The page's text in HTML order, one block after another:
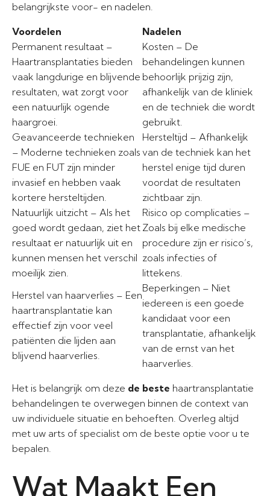
belangrijkste voor- en nadelen.
Voordelen
Nadelen
Permanent resultaat –
Haartransplantaties bieden
vaak langdurige en blijvende
resultaten, wat zorgt voor
een natuurlijk ogende
haargroei.
Kosten – De
behandelingen kunnen
behoorlijk prijzig zijn,
afhankelijk van de kliniek
en de techniek die wordt
gebruikt.
Geavanceerde technieken
– Moderne technieken zoals
FUE en FUT zijn minder
invasief en hebben vaak
kortere hersteltijden.
Hersteltijd – Afhankelijk
van de techniek kan het
herstel enige tijd duren
voordat de resultaten
zichtbaar zijn.
Natuurlijk uitzicht – Als het
goed wordt gedaan, ziet het
resultaat er natuurlijk uit en
kunnen mensen het verschil
moeilijk zien.
Risico op complicaties –
Zoals bij elke medische
procedure zijn er risico’s,
zoals infecties of
littekens.
Herstel van haarverlies – Een
haartransplantatie kan
effectief zijn voor veel
patiënten die lijden aan
blijvend haarverlies.
Beperkingen – Niet
iedereen is een goede
kandidaat voor een
transplantatie, afhankelijk
van de ernst van het
haarverlies.
Het is belangrijk om deze de beste haartransplantatie
behandelingen te overwegen binnen de context van
uw individuele situatie en behoeften. Overleg altijd
met uw arts of specialist om de beste optie voor u te
bepalen.
Wat Maakt Een